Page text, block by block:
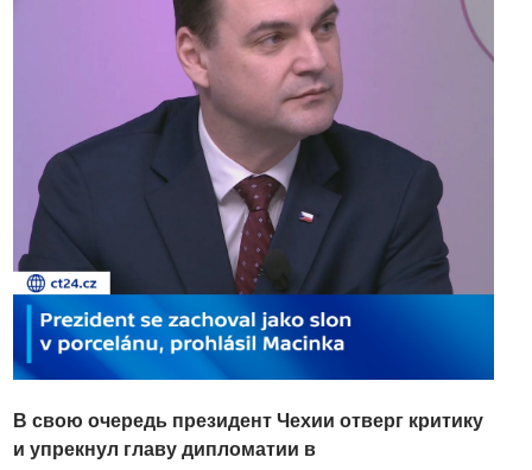
В свою очередь президент Чехии отверг критику
и упрекнул главу дипломатии в